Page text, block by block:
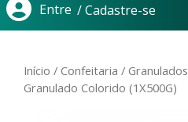
Entre / Cadastre-se
Início / Confeitaria / Granulados
Granulado Colorido (1X500G)